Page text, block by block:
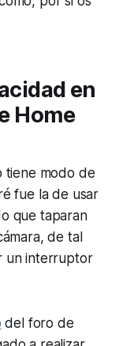
en
Home
tiene modo de
fue la de usar
que taparan
de tal
un interruptor
del foro de